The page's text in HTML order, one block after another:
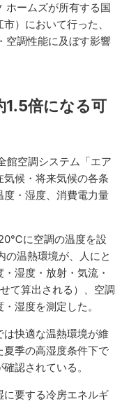
ホームズが所有する国
）において行った、
空調性能に及ぼす影響
1.5倍になる可
館空調システム「エア
候・将来気候の各条
・湿度、消費電力量
に空調の温度を設
の温熱環境が、人にと
湿度・放射・気流・
て算出される）、空調
湿度を測定した。
快適な温熱環境が維
季の高湿度条件下で
認されている。
要する冷房エネルギ